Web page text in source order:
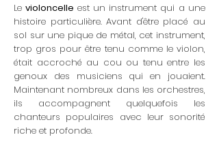
Levioloncelle est un instrument qui a une
histoire particulière. Avant d'être placé au
sol sur une pique de métal, cet instrument,
trop gros pour être tenu comme le violon,
était accroché au cou ou tenu entre les
genoux des musiciens qui en jouaient.
Maintenant nombreux dans les orchestres,
ils accompagnent quelquefois les
chanteurs populaires avec leur sonorité
riche et profonde.